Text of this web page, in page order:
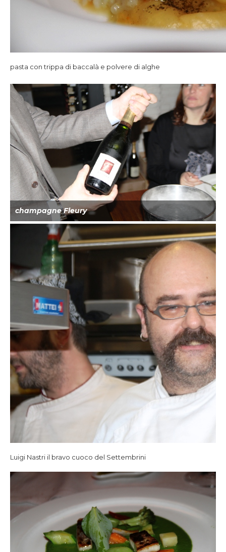
pasta con trippa di baccalà e polvere di alghe
champagne Fleury
Luigi Nastri il bravo cuoco del Settembrini